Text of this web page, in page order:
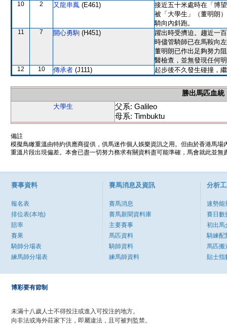
10 2 又龍串鳳 (E461)
接近五十米處時在「博
被「大學生」（董明朗
騎向內斜跑。
11 7 開心勇駒 (H451)
躍出時受擠迫。趨近一
時儘管騎師已在馬鞍向
董明朗已作出足夠努力
醫檢查，並無發現任何
12 10 傳承者 (J111) 起步後不久發生碰撞，
勝出馬匹血統
大學生
父系: Galileo
母系: Timbuktu
備註
模擬鳥瞰重溫由特約供應商提供，供馬迷作個人娛樂資訊之用。但由於香港馬
重溫片段出現偏差。本會已盡一切努力務求有關資料盡可能準確，馬會就此並
賽事資料
報名表
排位表(本地)
賠率
賽果
騎師分場表
練馬師分場表
賽馬消息及資訊
賽馬消息
賽馬新聞資料庫
主要賽事
馬匹資料
騎師資料
練馬師資料
分析
速勢能
賽日數
初出馬
騎練配
馬匹搬
貼士指
博彩要有節制
未滿十八歲人士不得投注或進入可投注的地方。
向非法或海外莊家下注，即屬違法，且可被判監禁。